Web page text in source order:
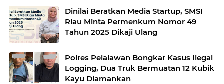
Dinilai Beratkan Media Startup, SMSI
Riau Minta Permenkum Nomor 49
Tahun 2025 Dikaji Ulang
Polres Pelalawan Bongkar Kasus Ilegal
Logging, Dua Truk Bermuatan 12 Kubik
Kayu Diamankan